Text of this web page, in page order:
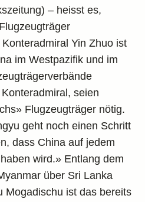
– heisst es,
Yin Zhuo ist
im Westpazifik und im
seien
Flugzeugträger nötig.
geht noch einen Schritt
dass China auf jedem
wird.» Entlang dem
über Sri Lanka
Mogadischu ist das bereits